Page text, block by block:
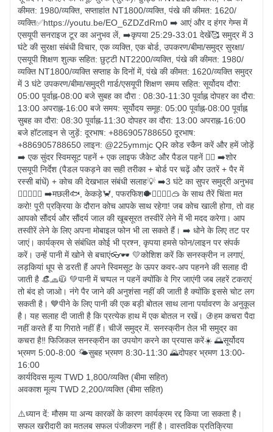
कीमत: 1980/व्यक्ति, सप्ताहांत NT1800/व्यक्ति, पंखे की कीमत: 1620/
व्यक्ति✅https://youtu.be/EO_6ZDZdRm0 ➡️ आएं और द हंगर गेम्स में
एसयूपी सनराइज टूर का अनुभव लें, ➡️कृपया 25:29-33:01 देखें🥰 समुद्र में 3
घंटे की सुरक्षा संबंधी विचार, एक व्यक्ति, एक बोर्ड, उपकरण/बीमा/समुद्र सुरक्षा/
एसयूपी शिक्षण शुल्क सहित: छुट्टी NT2200/व्यक्ति, पंखे की कीमत: 1980/
व्यक्ति NT1800/व्यक्ति सप्ताह के दिनों में, पंखे की कीमत: 1620/व्यक्ति समुद्र
में 3 घंटे उपकरण/बीमा/समुद्री गार्ड/एसयूपी शिक्षण समय सहित: सूर्योदय दौरा:
05:00 पूर्वाह्न-08:00 बजे सुबह का दौरा : 08:30-11:30 पूर्वाह्न दोपहर का दौरा:
13:00 अपराह्न-16:00 बजे समय: सूर्योदय समूह: 05:00 पूर्वाह्न-08:00 पूर्वाह्न
सुबह का दौरा: 08:30 पूर्वाह्न-11:30 दोपहर का दौरा: 13:00 अपराह्न-16:00
बजे हॉटलाइन से जुड़ें: दूरभाष: +886905788650 दूरभाष:
+886905788650 लाइन: @225ymmjc QR कोड स्कैन करें और हमें जोड़ें
➡️ एक सुंदर स्विमसूट पहनें + एक लाइफ जैकेट और पैडल पहनें 🏊‍♀️ ➡️शोर
एसयूपी निर्देश (पैडल पकड़ने का सही तरीका + बोर्ड पर चढ़ें और उतरें + पैर में
रस्सी बांधें) + कोच की देखभाल संबंधी सलाह💡 ➡️3 घंटे का सुपर समुद्री अनुभव
🚣🏻‍♀️🚣‍♂️ ➡️मछली🐟, केकड़े🦀️, पफरफिश🐡🧜‍♀🧜‍♂🥽 के साथ तैरें चिंता मत
करो! पूरी प्रक्रिया के दौरान कोच आपके साथ रहेगा! जब कोच खाली होगा, तो वह
आपको सौंदर्य और सौंदर्य जाल की खूबसूरत तस्वीरें लेने में भी मदद करेगा। आप
तस्वीरें लेने के लिए अपना मोबाइल फोन भी ला सकते हैं। ➡️ धोने के लिए तट पर
जाएं। कार्यक्रम से संबंधित कोई भी प्रश्न, कृपया हमसे फोन/लाइन पर संपर्क
करें। उन्हें पानी में खोने से बचाएं👓🕶 💛कोशिश करें कि सनस्क्रीन न लगाएं,
लड़कियां धूप से डरती हैं अपने स्विमसूट के ऊपर कवर-अप पहनने की सलाह दी
जाती है 👒🧢🧥 💚पानी में चप्पल न पहनें क्योंकि वे गिर जाएंगी जब लहरें टकराएं
तो बंद हो जाओ। नंगे पैर जाने की अनुशंसा नहीं की जाती है क्योंकि इससे चोट लग
सकती है। 💙पीने के लिए पानी की एक बड़ी बोतल साथ लाना पर्यावरण के अनुकूल
है। यह सलाह दी जाती है कि प्रत्येक हाथ में एक बोतल न रखें। 🚯हम कचरा पैदा
नहीं करते हैं या गिराते नहीं हैं। चीजें समुद्र में. सनस्क्रीन तेल भी समुद्र का
कचरा है‼ ️फिजिकल सनस्क्रीन का उपयोग करने का प्रयास करें☀️ 🌅सूर्योदय
भ्रमण 5:00-8:00 🌤सुबह भ्रमण 8:30-11:30 🌄दोपहर भ्रमण 13:00-
16:00
कार्यदिवस मूल्य TWD 1,800/व्यक्ति (बीमा सहित)
अवकाश मूल्य TWD 2,200/व्यक्ति (बीमा सहित)
⚠️ध्यान दें: मौसम या अन्य कारकों के कारण कार्यक्रम रद्द किया जा सकता है।
सफल खरीदारी का मतलब सफल पंजीकरण नहीं है। वास्तविक प्रतिक्रिया